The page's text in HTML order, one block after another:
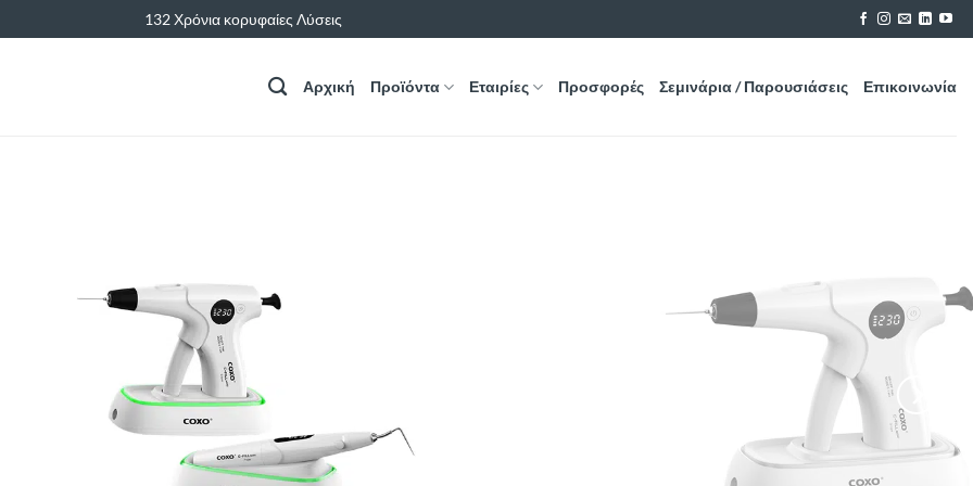
132 Χρόνια κορυφαίες Λύσεις
Αρχική Προϊόντα Εταιρίες Προσφορές Σεμινάρια / Παρουσιάσεις Επικοινωνία